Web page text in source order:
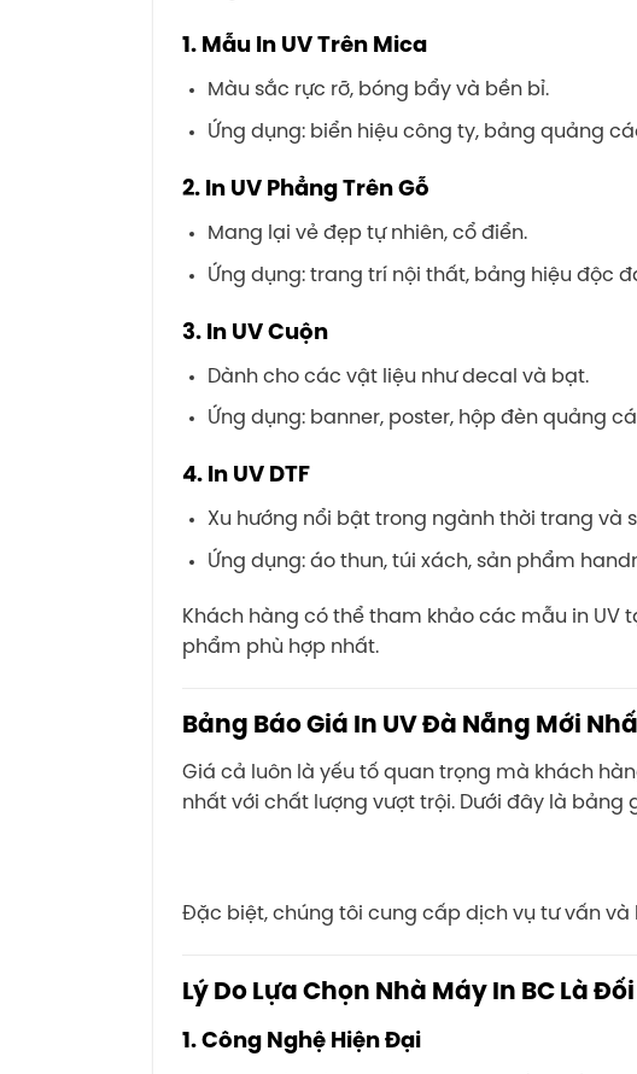
1. Mẫu In UV Trên Mica
Màu sắc rực rỡ, bóng bẩy và bền bỉ.
Ứng dụng: biển hiệu công ty, bảng quảng
2. In UV Phẳng Trên Gỗ
Mang lại vẻ đẹp tự nhiên, cổ điển.
Ứng dụng: trang trí nội thất, bảng hiệu độc
3. In UV Cuộn
Dành cho các vật liệu như decal và bạt.
Ứng dụng: banner, poster, hộp đèn quảng
4. In UV DTF
Xu hướng nổi bật trong ngành thời trang và
Ứng dụng: áo thun, túi xách, sản phẩm
Khách hàng có thể tham khảo các mẫu in UV
phẩm phù hợp nhất.
Bảng Báo Giá In UV Đà Nẵng Mới
Giá cả luôn là yếu tố quan trọng mà khách
nhất với chất lượng vượt trội. Dưới đây là bảng
Đặc biệt, chúng tôi cung cấp dịch vụ tư vấn
Lý Do Lựa Chọn Nhà Máy In BC Là
1.Công Nghệ Hiện Đại